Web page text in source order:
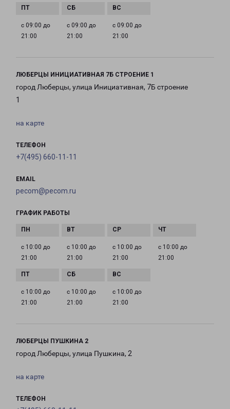
с 09:00 до
21:00
с 09:00 до
21:00
с 09:00 до
21:00
ЛЮБЕРЦЫ ИНИЦИАТИВНАЯ 7Б СТРОЕНИЕ 1
город Люберцы, улица Инициативная, 7Б строение
1
на карте
ТЕЛЕФОН
+7(495) 660-11-11
EMAIL
pecom@pecom.ru
ГРАФИК РАБОТЫ
с 10:00 до
21:00
с 10:00 до
21:00
с 10:00 до
21:00
с 10:00 до
21:00
с 10:00 до
21:00
с 10:00 до
21:00
с 10:00 до
21:00
ЛЮБЕРЦЫ ПУШКИНА 2
город Люберцы, улица Пушкина, 2
на карте
ТЕЛЕФОН